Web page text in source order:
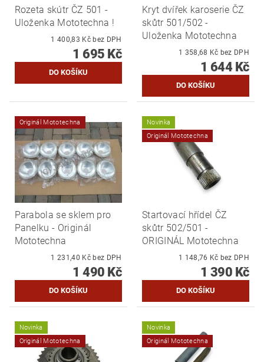
Rozeta skútr ČZ 501 -
Uloženka Mototechna !
1 400,83 Kč bez DPH
1 695 Kč
Kryt dvířek karoserie ČZ
skůtr 501/502 -
Uloženka Mototechna
1 358,68 Kč bez DPH
1 644 Kč
Originál Mototechna
Parabola se sklem pro
Panelku - Originál
Mototechna
1 231,40 Kč bez DPH
1 490 Kč
Novinka
Originál Mototechna
Startovací hřídel ČZ
skůtr 502/501 -
ORIGINÁL Mototechna
1 148,76 Kč bez DPH
1 390 Kč
Novinka
Originál Mototechna
Novinka
Originál Mototechna